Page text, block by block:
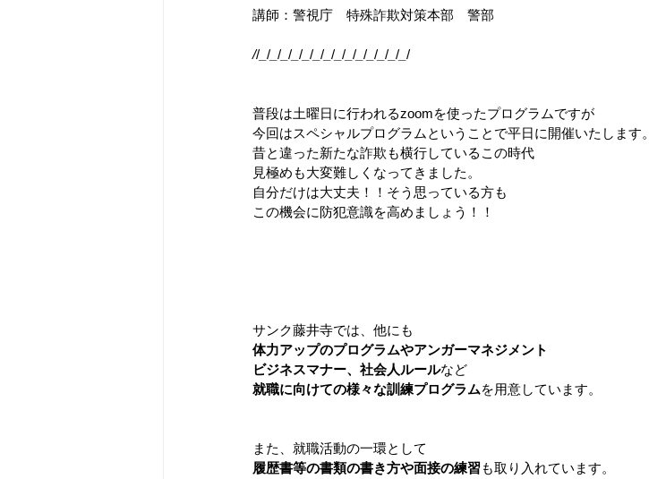
講師：警視庁　特殊詐欺対策本部　警部
// / / / / / / / / / / / / / /
普段は土曜日に行われるzoomを使ったプログラムですが
今回はスペシャルプログラムということで平日に開催いたします。
昔と違った新たな詐欺も横行しているこの時代
見極めも大変難しくなってきました。
自分だけは大丈夫！！そう思っている方も
この機会に防犯意識を高めましょう！！
サンク藤井寺では、他にも
体力アップのプログラムやアンガーマネジメント
ビジネスマナー、社会人ルールなど
就職に向けての様々な訓練プログラムを用意しています。
また、就職活動の一環として
履歴書等の書類の書き方や面接の練習も取り入れています。